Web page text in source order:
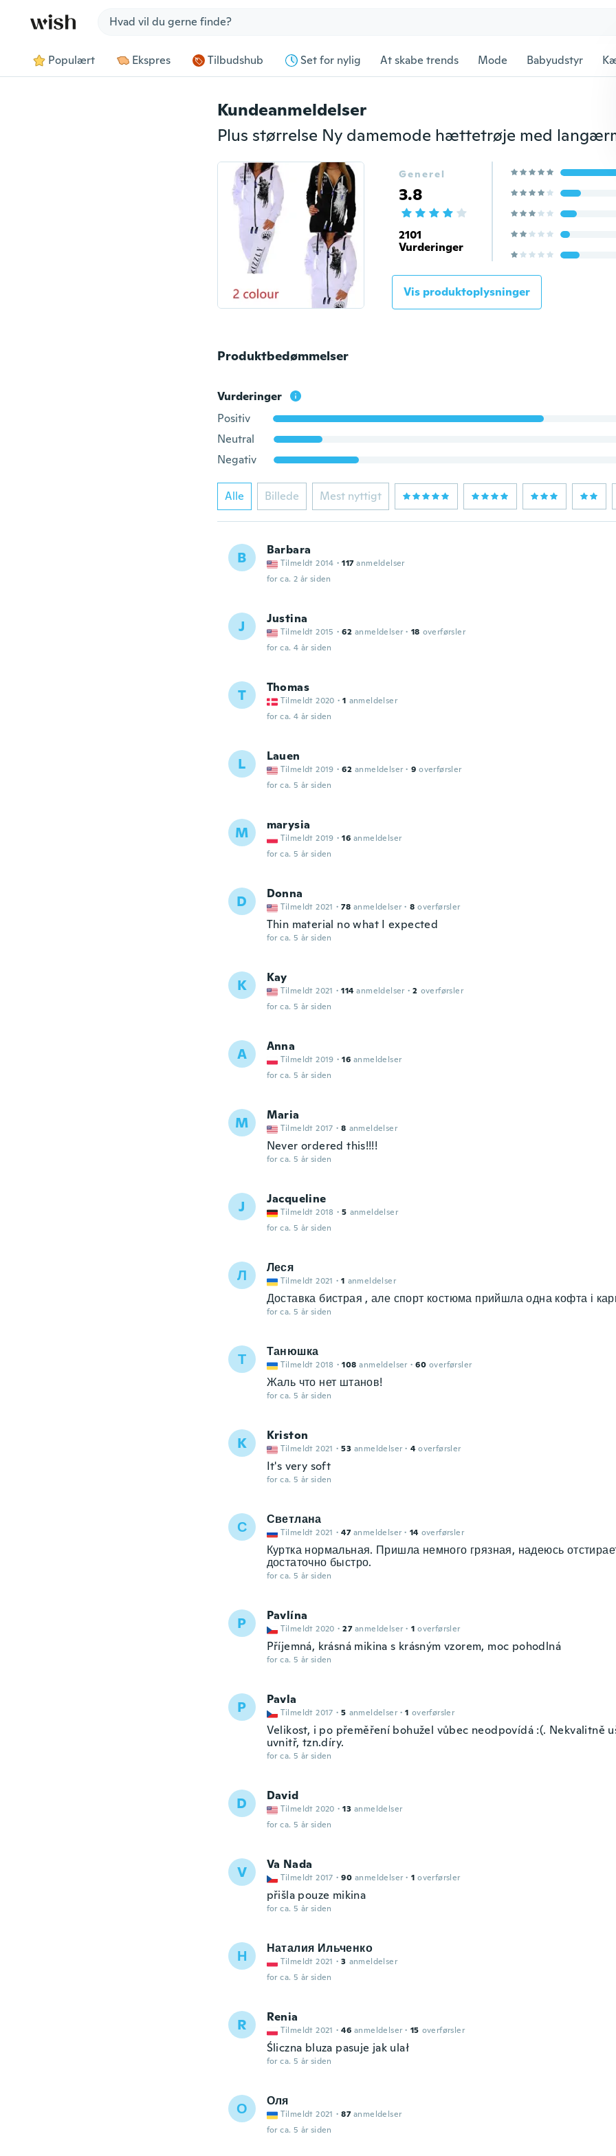
Populært Ekspres Tilbudshub Set for nylig At skabe trends Mode Babyudstyr
Kundeanmeldelser
Plus størrelse Ny damemode hættetrøje med
Generel
3.8
2101
Vurderinger
Vis produktoplysninger
Produktbedømmelser
Vurderinger
Positiv
Neutral
Negativ
Alle Billede Mest nyttigt
B Barbara
Tilmeldt 2014 · 117 anmeldelser
for ca. 2 år siden
J Justina
Tilmeldt 2015 · 62 anmeldelser · 18 overførsler
for ca. 4 år siden
T Thomas
Tilmeldt 2020 · 1 anmeldelser
for ca. 4 år siden
L Lauen
Tilmeldt 2019 · 62 anmeldelser · 9 overførsler
for ca. 5 år siden
M marysia
Tilmeldt 2019 · 16 anmeldelser
for ca. 5 år siden
D Donna
Tilmeldt 2021 · 78 anmeldelser · 8 overførsler
Thin material no what I expected
for ca. 5 år siden
K Kay
Tilmeldt 2021 · 114 anmeldelser · 2 overførsler
for ca. 5 år siden
A Anna
Tilmeldt 2019 · 16 anmeldelser
for ca. 5 år siden
M Maria
Tilmeldt 2017 · 8 anmeldelser
Never ordered this!!!!
for ca. 5 år siden
J Jacqueline
Tilmeldt 2018 · 5 anmeldelser
for ca. 5 år siden
Л Леся
Tilmeldt 2021 · 1 anmeldelser
Доставка бистрая , але спорт костюма прийшла одна кофта і
for ca. 5 år siden
Т Танюшка
Tilmeldt 2018 · 108 anmeldelser · 60 overførsler
Жаль что нет штанов!
for ca. 5 år siden
K Kriston
Tilmeldt 2021 · 53 anmeldelser · 4 overførsler
It's very soft
for ca. 5 år siden
С Светлана
Tilmeldt 2021 · 47 anmeldelser · 14 overførsler
Куртка нормальная. Пришла немного грязная, надеюсь
достаточно быстро.
for ca. 5 år siden
P Pavlína
Tilmeldt 2020 · 27 anmeldelser · 1 overførsler
Příjemná, krásná mikina s krásným vzorem, moc pohodlná
for ca. 5 år siden
P Pavla
Tilmeldt 2017 · 5 anmeldelser · 1 overførsler
Velikost, i po přeměření bohužel vůbec neodpovídá :(. Nekvalitně
uvnitř, tzn.díry.
for ca. 5 år siden
D David
Tilmeldt 2020 · 13 anmeldelser
for ca. 5 år siden
V Va Nada
Tilmeldt 2017 · 90 anmeldelser · 1 overførsler
přišla pouze mikina
for ca. 5 år siden
Н Наталия Ильченко
Tilmeldt 2021 · 3 anmeldelser
for ca. 5 år siden
R Renia
Tilmeldt 2021 · 46 anmeldelser · 15 overførsler
Śliczna bluza pasuje jak ulał
for ca. 5 år siden
О Оля
Tilmeldt 2021 · 87 anmeldelser
for ca. 5 år siden